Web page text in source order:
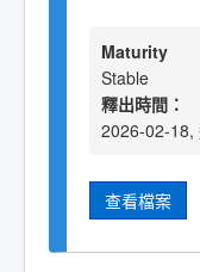
Maturity
Stable
釋出時間：
2026-02-18,
查看檔案